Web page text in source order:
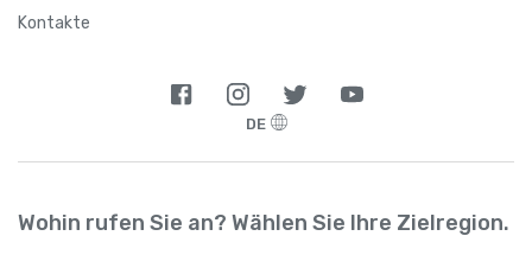
Kontakte
DE
Wohin rufen Sie an? Wählen Sie Ihre Zielregion.